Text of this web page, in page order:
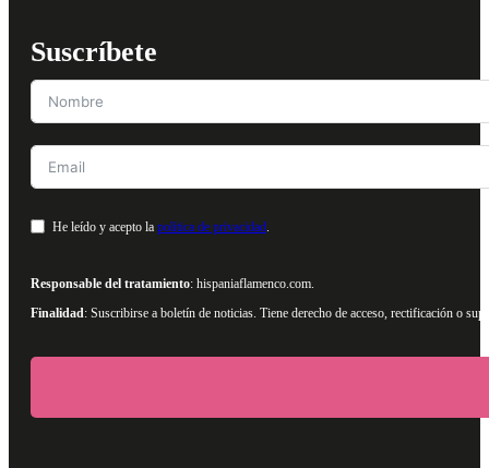
Suscríbete
He leído y acepto la política de privacidad
Responsable del tratamiento: hispaniaflamenco.com.
Finalidad: Suscribirse a boletín de noticias. Tiene derecho de acceso, rectificación o